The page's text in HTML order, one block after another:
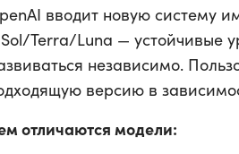
вводит новую систему
Terra/Luna — устойчивые
независимо.
версию в
отличаются модели: